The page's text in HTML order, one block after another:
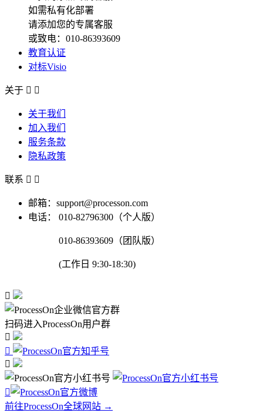
如需私有化部署
请添加您的专属客服
或致电：010-86393609
教育认证
对标Visio
关于  
关于我们
加入我们
服务条款
隐私政策
联系  
邮箱：support@processon.com
电话：
010-82796300（个人版）
010-86393609（团队版）
(工作日 9:30-18:30)

扫码进入ProcessOn用户群




前往ProcessOn全球网站 →